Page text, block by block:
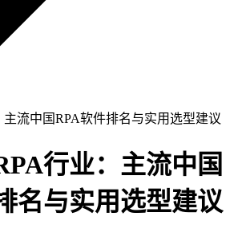
主流中国RPA软件排名与实用选型建议
行业：主流中国
名与实用选型建议